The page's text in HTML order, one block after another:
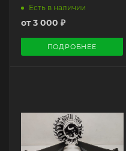
Есть в наличии
от3 000 ₽
ПОДРОБНЕЕ